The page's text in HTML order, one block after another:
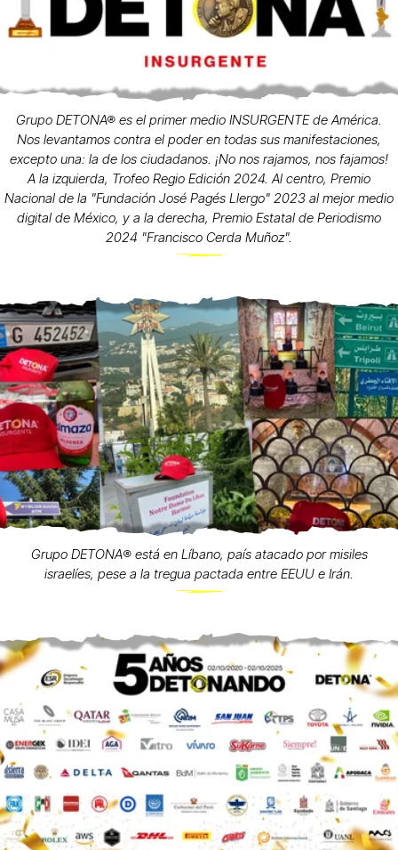
Grupo DETONA® es el primer medio INSURGENTE de América.
Nos levantamos contra el poder en todas sus manifestaciones,
excepto una: la de los ciudadanos. ¡No nos rajamos, nos fajamos!
A la izquierda, Trofeo Regio Edición 2024. Al centro, Premio
Nacional de la "Fundación José Pagés Llergo" 2023 al mejor medio
digital de México, y a la derecha, Premio Estatal de Periodismo
2024 "Francisco Cerda Muñoz".
Grupo DETONA®️ está en Líbano, país atacado por misiles
israelíes, pese a la tregua pactada entre EEUU e Irán.